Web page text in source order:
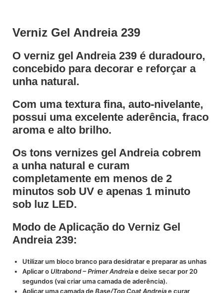
Verniz Gel Andreia 239
O verniz gel Andreia 239 é duradouro,
concebido para decorar e reforçar a
unha natural.
Com uma textura fina, auto-nivelante,
possui uma excelente aderência, fraco
aroma e alto brilho.
Os tons vernizes gel Andreia cobrem
a unha natural e curam
completamente em menos de 2
minutos sob UV e apenas 1 minuto
sob luz LED.
Modo de Aplicação do Verniz Gel
Andreia 239:
Utilizar um bloco branco para desidratar e preparar as unhas
Aplicar o Ultrabond – Primer Andreiae deixe secar por 20
segundos (vai criar uma camada de aderência).
Aplicar uma camada deBase/Top Coat Andreiae curar